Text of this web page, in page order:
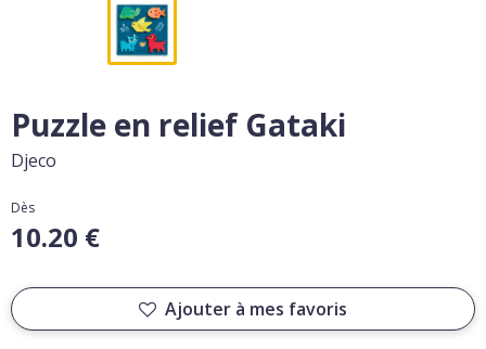
Puzzle en relief Gataki
Djeco
Dès
10.20 €
Ajouter à mes favoris